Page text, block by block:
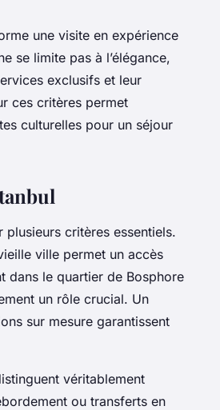
une visite en expérience
se limite pas à l’élégance,
exclusifs et leur
ces critères permet
culturelles pour un séjour
critères essentiels.
ville permet un accès
dans le quartier de Bosphore
un rôle crucial. Un
sur mesure garantissent
véritablement
ou transferts en